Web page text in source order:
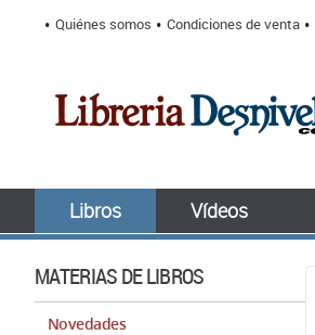
Quiénes somos Condiciones de venta
Libros Vídeos
MATERIAS DE LIBROS
Novedades